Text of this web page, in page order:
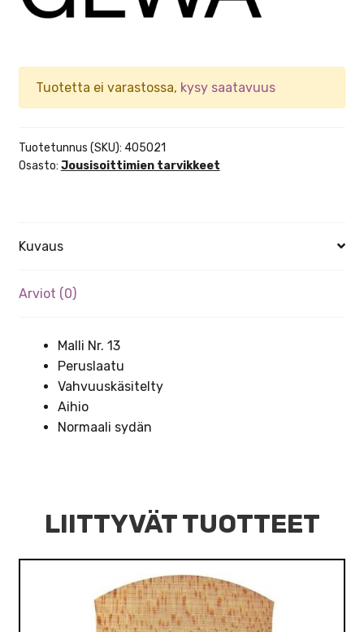
Tuotetta ei varastossa, kysy saatavuus
Tuotetunnus (SKU): 405021
Osasto: Jousisoittimien tarvikkeet
Kuvaus
Arviot (0)
Malli Nr. 13
Peruslaatu
Vahvuuskäsitelty
Aihio
Normaali sydän
LIITTYVÄT TUOTTEET